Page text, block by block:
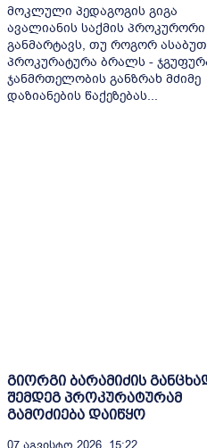
მოკლული პედაგოგის გიგა
ავალიანის საქმის პროკურორი
განმარტავს, თუ როგორ
პროკურატურა ბრალს -
ჯანმრთელობის განზრახ მძიმე
დაზიანების წაქეზებას...
გიორგი ბარამიძის
შემდეგ პროკურატურამ
გამოძიება დაიწყო